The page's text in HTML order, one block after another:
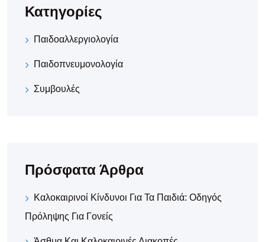
Κατηγορίες
Παιδοαλλεργιολογία
Παιδοπνευμονολογία
Συμβουλές
Πρόσφατα Άρθρα
Καλοκαιρινοί Κίνδυνοι Για Τα Παιδιά: Οδηγός
Πρόληψης Για Γονείς